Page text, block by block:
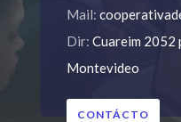
Mail:
Dir: Cuareim 2052
Montevideo
CONTÁCTO